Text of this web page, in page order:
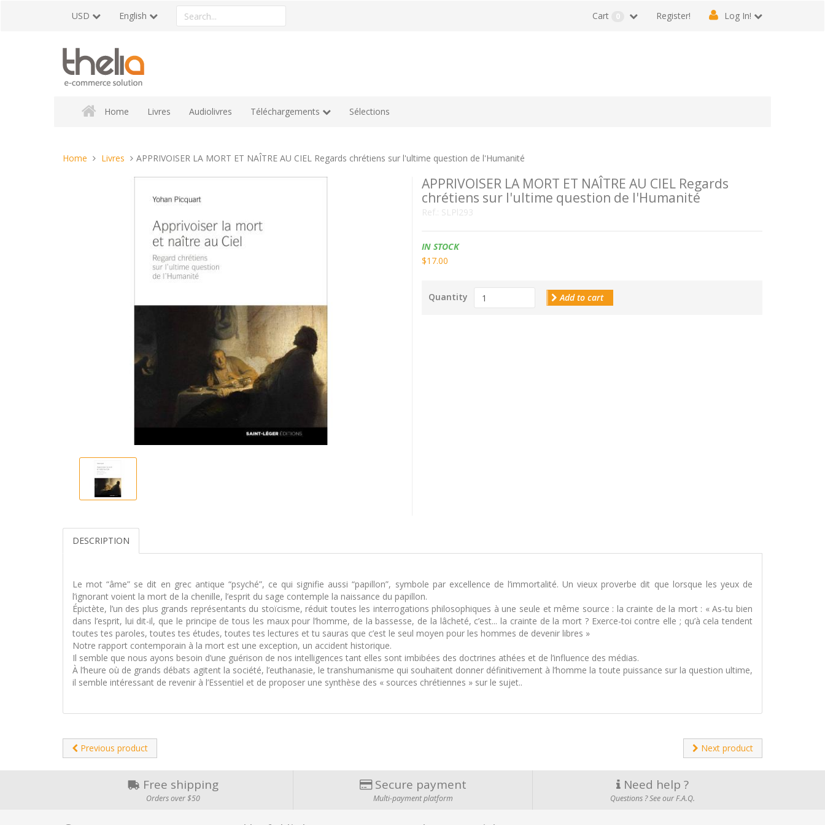
USD English
Search
a
Register! Log In!
Cart 0
Home Livres Audiolivres Téléchargements Sélections
You
Home Livres APPRIVOISER LA MORT ET NAÎTRE AU CIEL Regards chrétiens sur l'ultime question de l'Humanité
APPRIVOISER LA MORT ET NAÎTRE AU CIEL Regards
chrétiens sur l'ultime question de l'Humanité
Ref.: SLPl293
Availability:
IN STOCK
$17.00
Quantity Add to cart
DESCRIPTION
Le mot “âme” se dit en grec antique “psyché”, ce qui signifie aussi “papillon”, symbole par excellence de l’immortalité. Un vieux proverbe dit que lorsque les yeux de
l’ignorant voient la mort de la chenille, l’esprit du sage contemple la naissance du papillon.
Épictète, l’un des plus grands représentants du stoïcisme, réduit toutes les interrogations philosophiques à une seule et même source : la crainte de la mort : « As-tu bien
dans l’esprit, lui dit-il, que le principe de tous les maux pour l’homme, de la bassesse, de la lâcheté, c’est... la crainte de la mort ? Exerce-toi contre elle ; qu’à cela tendent
toutes tes paroles, toutes tes études, toutes tes lectures et tu sauras que c’est le seul moyen pour les hommes de devenir libres »
Notre rapport contemporain à la mort est une exception, un accident historique.
Il semble que nous ayons besoin d’une guérison de nos intelligences tant elles sont imbibées des doctrines athées et de l’influence des médias.
À l’heure où de grands débats agitent la société, l’euthanasie, le transhumanisme qui souhaitent donner définitivement à l’homme la toute puissance sur la question ultime,
il semble intéressant de revenir à l’Essentiel et de proposer une synthèse des « sources chrétiennes » sur le sujet..
Previous product Next product
Free shipping
Orders over $50
Secure payment
Multi-payment platform
Need help ?
Questions ? See our F.A.Q.